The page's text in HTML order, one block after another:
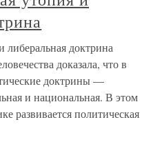
доктрина
доказала, что в
доктрины —
и национальная. В этом
развивается политическая